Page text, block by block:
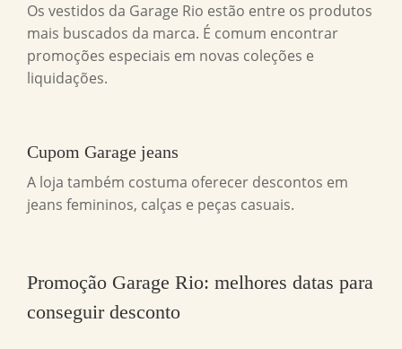
Os vestidos da Garage Rio estão entre os produtos
mais buscados da marca. É comum encontrar
promoções especiais em novas coleções e
liquidações.
Cupom Garage jeans
A loja também costuma oferecer descontos em
jeans femininos, calças e peças casuais.
Promoção Garage Rio: melhores datas para
conseguir desconto